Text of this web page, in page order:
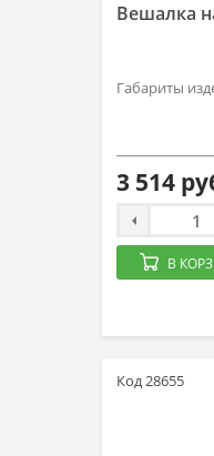
Вешалка
Габариты
3 514
В
Код 28655